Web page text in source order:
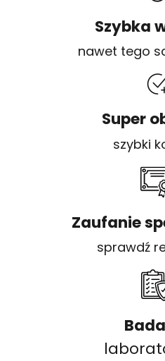
Szybka
nawet tego
Super
szybki
Zaufanie
sprawdź